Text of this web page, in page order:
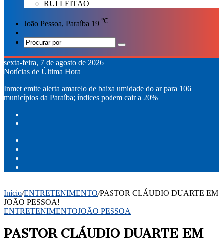
RUI LEITÃO
João Pessoa, Paraíba 19 ℃
skin
Procurar
por
sexta-feira, 7 de agosto de 2026
Notícias de Última Hora
Inmet emite alerta amarelo de baixa umidade do ar para 106
municípios da Paraíba; índices podem cair a 20%
Início/ENTRETENIMENTO/PASTOR CLÁUDIO DUARTE EM
JOÃO PESSOA!
ENTRETENIMENTOJOÃO PESSOA
PASTOR CLÁUDIO DUARTE EM